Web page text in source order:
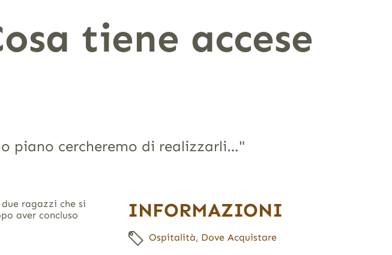
tiene accese
piano cercheremo di realizzarli…"
due ragazzi che si
aver concluso
INFORMAZIONI
Ospitalità, Dove Acquistare